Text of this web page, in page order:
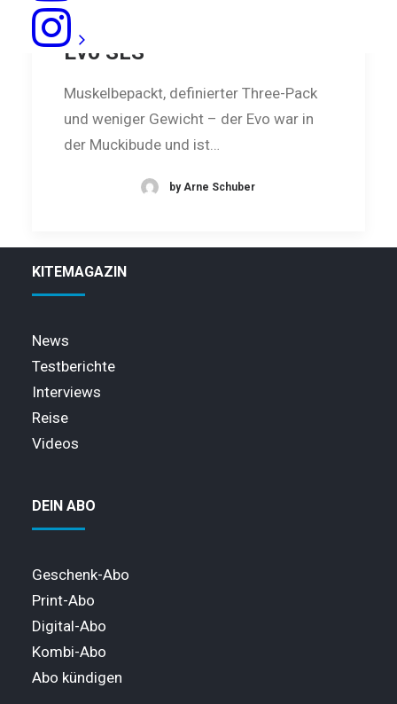
Evo auf Steroide: Duotone
Evo SLS
Muskelbepackt, definierter Three-Pack
und weniger Gewicht – der Evo war in
der Muckibude und ist…
by Arne Schuber
KITEMAGAZIN
News
Testberichte
Interviews
Reise
Videos
DEIN ABO
Geschenk-Abo
Print-Abo
Digital-Abo
Kombi-Abo
Abo kündigen